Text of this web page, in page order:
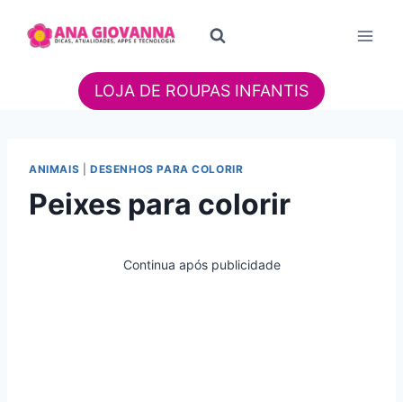
para
LOJA DE ROUPAS INFANTIS
ANIMAIS DESENHOS PARA COLORIR
Peixes para colorir
Continua após publicidade